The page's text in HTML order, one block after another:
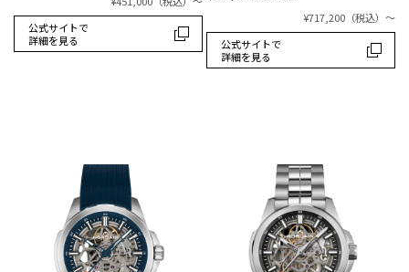
公式サイトで
詳細を見る
¥717,200 （税込） ～
公式サイトで
詳細を見る